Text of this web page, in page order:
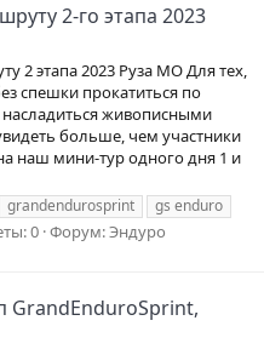
2-го этапа 2023
2 этапа 2023 Руза МО Для тех,
спешки прокатиться по
живописными
больше, чем участники
наш мини-тур одного дня 1 и
grandendurosprint
gs enduro
0 Форум:Эндуро
GrandEnduroSprint,